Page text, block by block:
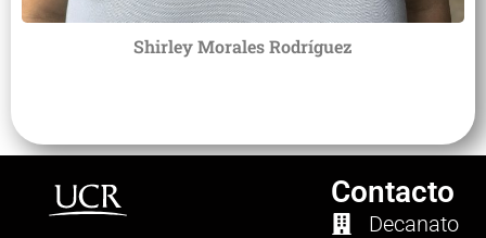
Shirley Morales Rodríguez
Contacto
Decanato